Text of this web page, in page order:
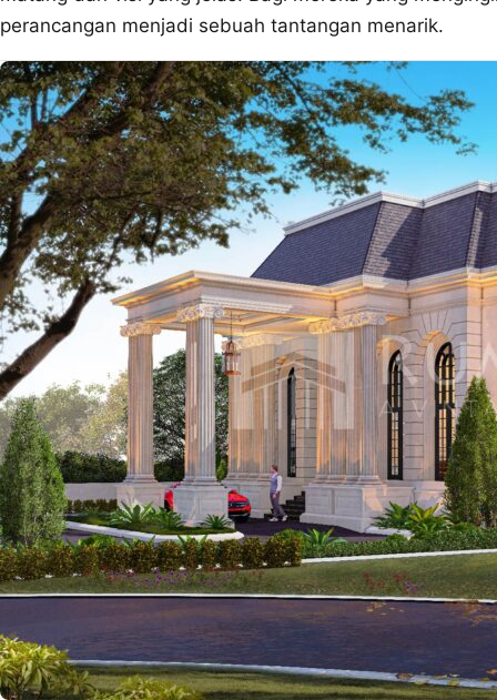
perancangan menjadi sebuah tantangan menarik.